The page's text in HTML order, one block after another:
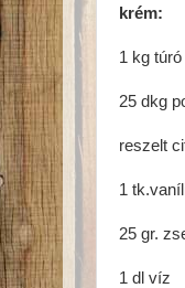
krém:
1 kg túró
25 dkg
reszelt
1
25 gr.
1 dl víz